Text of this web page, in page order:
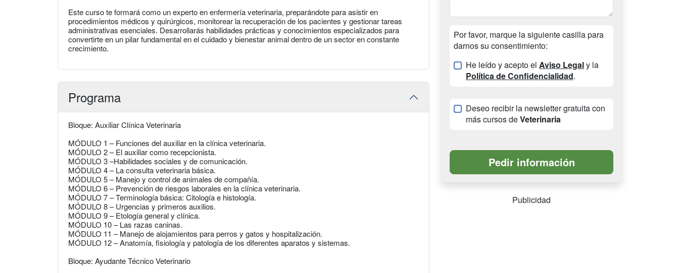
Este curso te formará como un experto en enfermería veterinaria, preparándote para asistir en
procedimientos médicos y quirúrgicos, monitorear la recuperación de los pacientes y gestionar tareas
administrativas esenciales. Desarrollarás habilidades prácticas y conocimientos especializados para
convertirte en un pilar fundamental en el cuidado y bienestar animal dentro de un sector en constante
crecimiento.
Programa
Bloque: Auxiliar Clínica Veterinaria
MÓDULO 1 – Funciones del auxiliar en la clínica veterinaria.
MÓDULO 2 – El auxiliar como recepcionista.
MÓDULO 3 –Habilidades sociales y de comunicación.
MÓDULO 4 – La consulta veterinaria básica.
MÓDULO 5 – Manejo y control de animales de compañía.
MÓDULO 6 – Prevención de riesgos laborales en la clínica veterinaria.
MÓDULO 7 – Terminología básica: Citología e histología.
MÓDULO 8 – Urgencias y primeros auxilios.
MÓDULO 9 – Etología general y clínica.
MÓDULO 10 – Las razas caninas.
MÓDULO 11 – Manejo de alojamientos para perros y gatos y hospitalización.
MÓDULO 12 – Anatomía, fisiología y patología de los diferentes aparatos y sistemas.
Bloque: Ayudante Técnico Veterinario
Por favor, marque la siguiente casilla para
darnos su consentimiento:
He leído y acepto el Aviso Legaly la
Política de Confidencialidad.
Deseo recibir la newsletter gratuita con
más cursos deVeterinaria
Publicidad